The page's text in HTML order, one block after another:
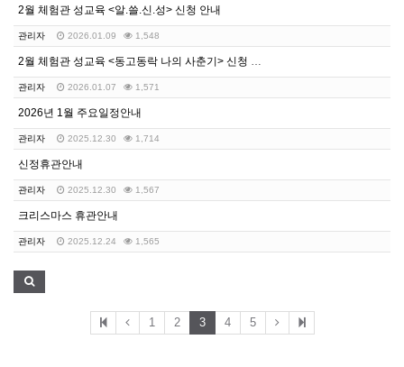
2월 체험관 성교육 <알.쓸.신.성> 신청 안내
관리자 2026.01.09 1,548
2월 체험관 성교육 <동고동락 나의 사춘기> 신청 안내
관리자 2026.01.07 1,571
2026년 1월 주요일정안내
관리자 2025.12.30 1,714
신정휴관안내
관리자 2025.12.30 1,567
크리스마스 휴관안내
관리자 2025.12.24 1,565
1 2 3 4 5